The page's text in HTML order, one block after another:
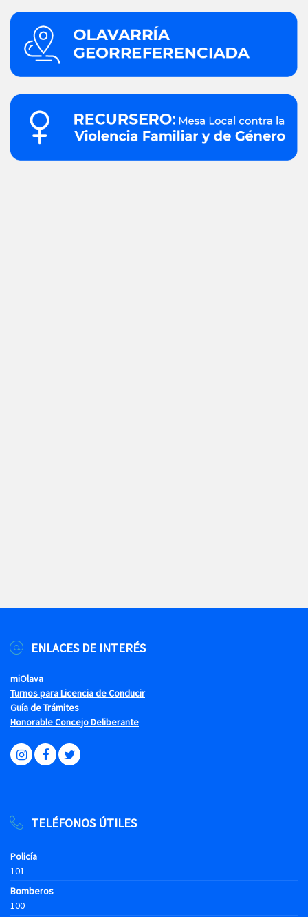
ENLACES DE INTERÉS
miOlava
Turnos para Licencia de Conducir
Guía de Trámites
Honorable Concejo Deliberante
TELÉFONOS ÚTILES
Policía
101
Bomberos
100